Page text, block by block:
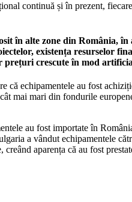
continuă și în prezent,
în alte zone din România,
existența resurselor
prețuri crescute în mod
că echipamentele au fost
mai mari din fondurile
au fost importate în
a vândut echipamentele
aparența că au fost